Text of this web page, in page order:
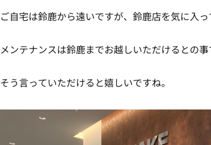
ご自宅は鈴鹿から遠いですが、鈴鹿店を気に入
メンテナンスは鈴鹿までお越しいただけるとの
そう言っていただけると嬉しいですね。